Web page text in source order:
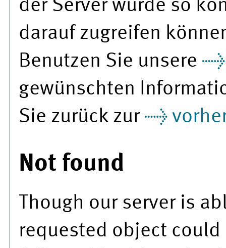
der Server wurde so
darauf zugreifen
Benutzen Sie unsere
gewünschten
Sie zurück zur
Not found
Though our server is
requested object